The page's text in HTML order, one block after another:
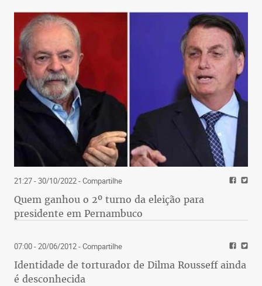
21:27 - 30/10/2022- Compartilhe
Quem ganhou o 2º turno da eleição para
presidente em Pernambuco
07:00 - 20/06/2012- Compartilhe
Identidade de torturador de Dilma Rousseff ainda
é desconhecida